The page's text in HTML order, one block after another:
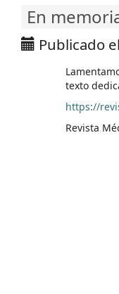
En
Publicado
texto
https://
Revista